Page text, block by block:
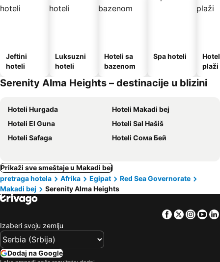
Jeftini
hoteli
Luksuzni
hoteli
Hoteli sa
bazenom
Spa hoteli
plaži
Serenity Alma Heights – destinacije u blizini
Hoteli Hurgada
Hoteli Makadi bej
Hoteli El Guna
Hoteli Sal Hašiš
Hoteli Safaga
Hoteli Сома Бей
Prikaži sve smeštaje u Makadi bej
pretraga hotela
Afrika Egipat
Red Sea Governorate
Makadi bej
Serenity Alma Heights
Facebook
Twitter
Izaberi svoju zemlju
Dodaj na Google